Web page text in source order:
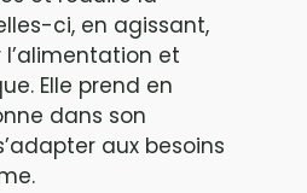
ci, en agissant,
et
Elle prend en
dans son
aux besoins